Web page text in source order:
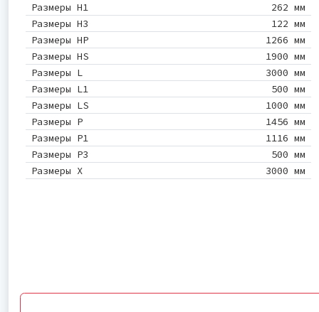
Размеры H1
262 мм
Размеры H3
122 мм
Размеры HP
1266 мм
Размеры HS
1900 мм
Размеры L
3000 мм
Размеры L1
500 мм
Размеры LS
1000 мм
Размеры P
1456 мм
Размеры P1
1116 мм
Размеры P3
500 мм
Размеры X
3000 мм